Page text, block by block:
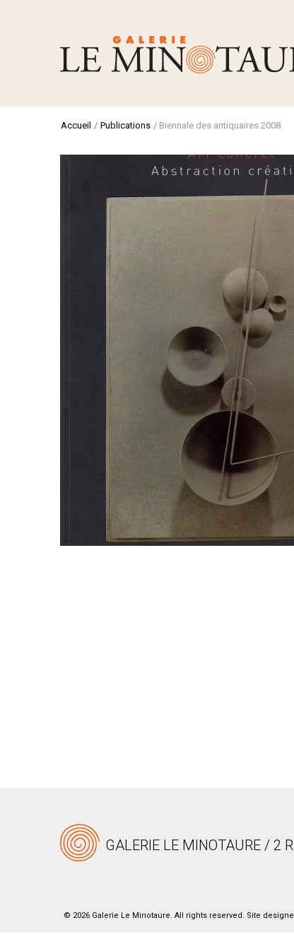
Accueil / Publications / Biennale des antiquaires 2008
GALERIE LE MINOTAURE / 2
© 2026 Galerie Le Minotaure. All rights reserved. Site